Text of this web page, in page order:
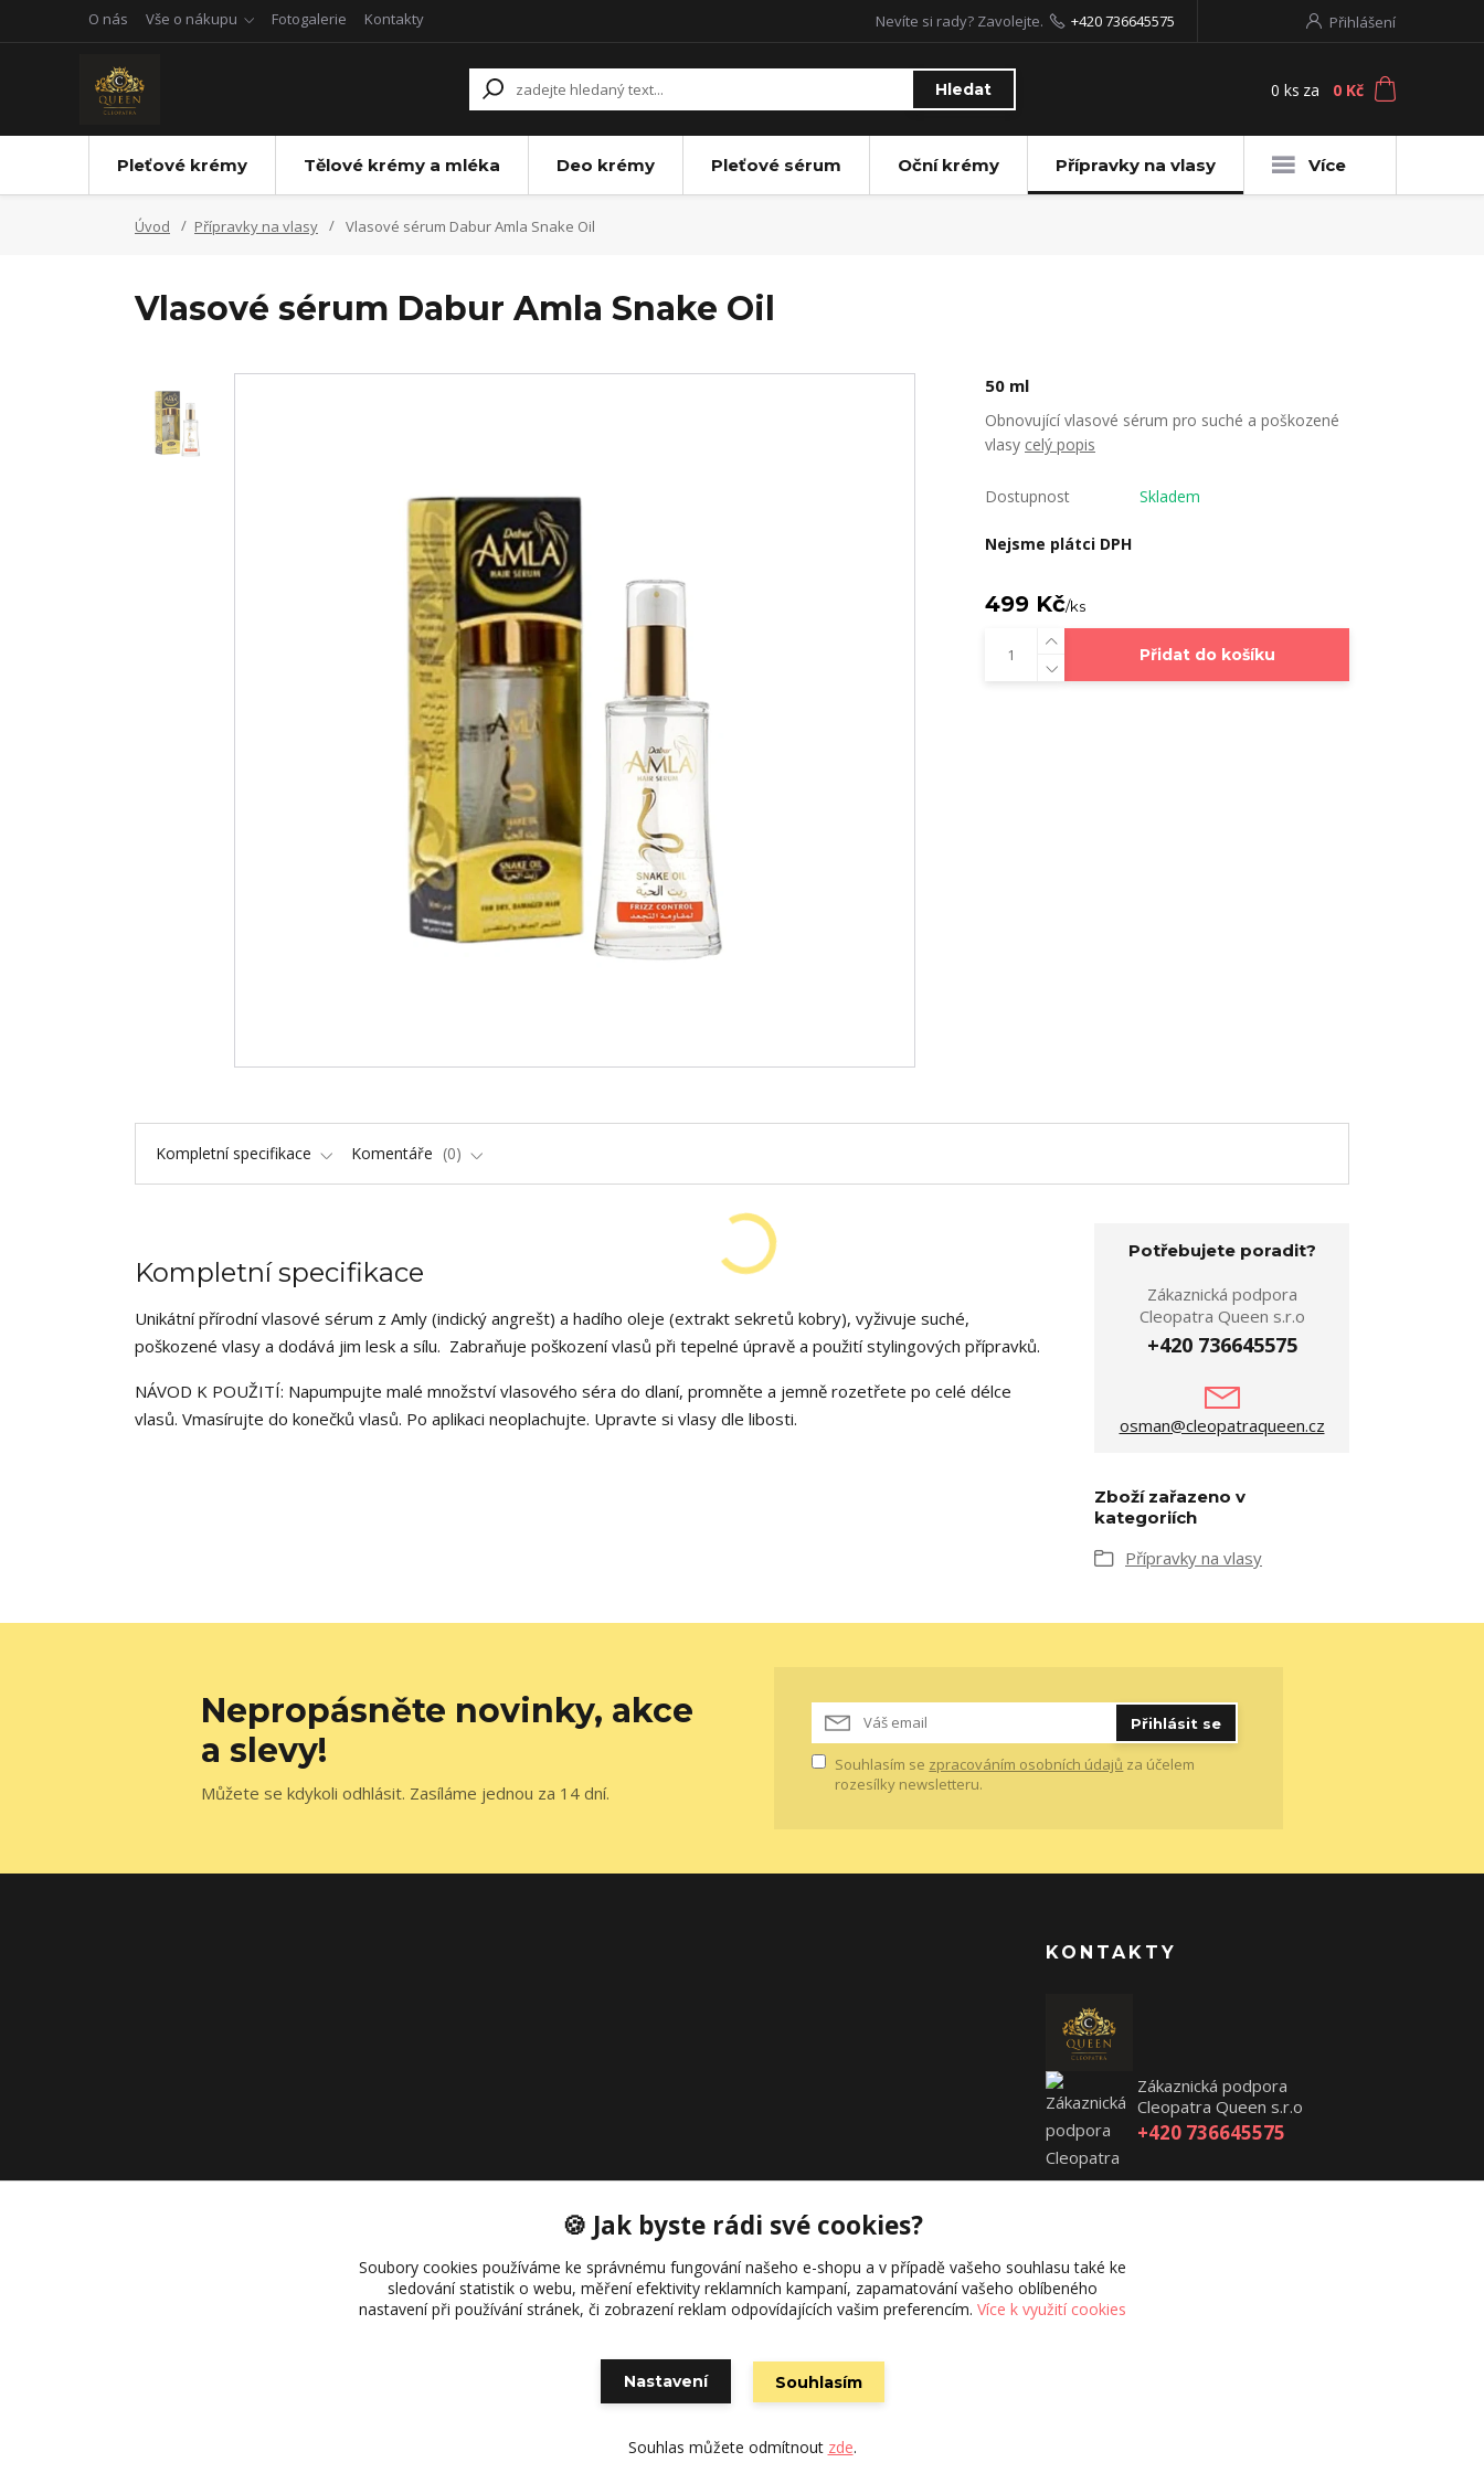
O nás Vše o nákupu Fotogalerie Kontakty Přihlášení
Hledat
Nevíte si rady? Zavolejte. +420 736645575
0 ks za 0 Kč
Pleťové krémy Tělové krémy a mléka Deo krémy Pleťové sérum Oční krémy Přípravky na vlasy Více
Úvod Přípravky na vlasy Vlasové sérum Dabur Amla Snake Oil
Vlasové sérum Dabur Amla Snake Oil
50 ml
Obnovující vlasové sérum pro suché a poškozené
vlasy celý popis
Dostupnost Skladem
Nejsme plátci DPH
499 Kč/ks
Přidat do košíku
Kompletní specifikace Komentáře 0
Kompletní specifikace
Unikátní přírodní vlasové sérum z Amly (indický angrešt) a hadího oleje (extrakt sekretů kobry), vyživuje suché,
poškozené vlasy a dodává jim lesk a sílu. Zabraňuje poškození vlasů při tepelné úpravě a použití stylingových přípravků.
NÁVOD K POUŽITÍ: Napumpujte malé množství vlasového séra do dlaní, promněte a jemně rozetřete po celé délce
vlasů. Vmasírujte do konečků vlasů. Po aplikaci neoplachujte. Upravte si vlasy dle libosti.
Potřebujete poradit?
Zákaznická podpora
Cleopatra Queen s.r.o
+420 736645575
osman@cleopatraqueen.cz
Zboží zařazeno v
kategoriích
Přípravky na vlasy
Nepropásněte novinky, akce
a slevy!
Můžete se kdykoli odhlásit. Zasíláme jednou za 14 dní.
Přihlásit se
Souhlasím se zpracováním osobních údajů za účelem
rozesílky newsletteru.
KONTAKTY
Zákaznická podpora
Cleopatra Queen s.r.o
+420 736645575
Vytvořeno na
🍪 Jak byste rádi své cookies?
Soubory cookies používáme ke správnému fungování našeho e-shopu a v případě vašeho souhlasu také ke
sledování statistik o webu, měření efektivity reklamních kampaní, zapamatování vašeho oblíbeného
nastavení při používání stránek, či zobrazení reklam odpovídajících vašim preferencím. Více k využití cookies
Nastavení Souhlasím
Souhlas můžete odmítnout zde.